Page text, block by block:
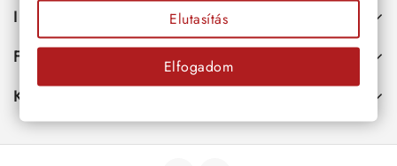
Információk
Fiókod
Kapcsolat
Elutasítás
Elfogadom